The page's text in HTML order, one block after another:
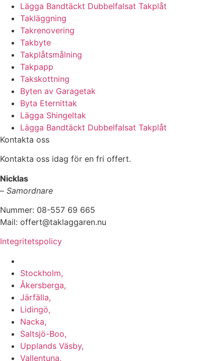
Lägga Bandtäckt Dubbelfalsat Takplåt
Takläggning
Takrenovering
Takbyte
Takplåtsmålning
Takpapp
Takskottning
Byten av Garagetak
Byta Eternittak
Lägga Shingeltak
Lägga Bandtäckt Dubbelfalsat Takplåt
Kontakta oss
Kontakta oss idag för en fri offert.
Nicklas
– Samordnare
Nummer: 08-557 69 665
Mail: offert@taklaggaren.nu
Integritetspolicy
Stockholm,
Åkersberga,
Järfälla,
Lidingö,
Nacka,
Saltsjö-Boo,
Upplands Väsby,
Vallentuna,